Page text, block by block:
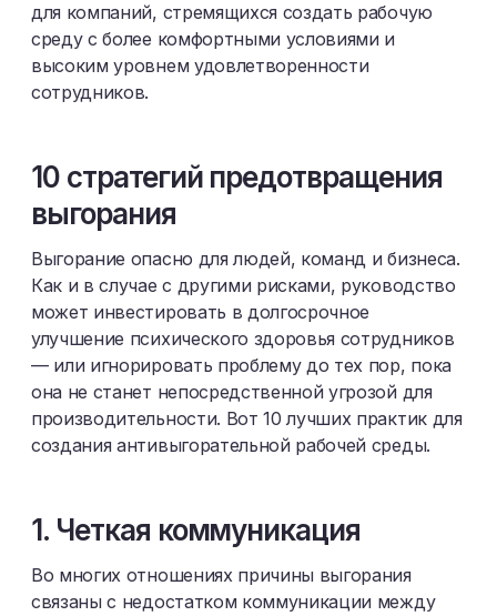
для компаний, стремящихся создать рабочую
среду с более комфортными условиями и
высоким уровнем удовлетворенности
сотрудников.
10 стратегий предотвращения
выгорания
Выгорание опасно для людей, команд и бизнеса.
Как и в случае с другими рисками, руководство
может инвестировать в долгосрочное
улучшение психического здоровья сотрудников
— или игнорировать проблему до тех пор, пока
она не станет непосредственной угрозой для
производительности. Вот 10 лучших практик для
создания антивыгорательной рабочей среды.
1. Четкая коммуникация
Во многих отношениях причины выгорания
связаны с недостатком коммуникации между